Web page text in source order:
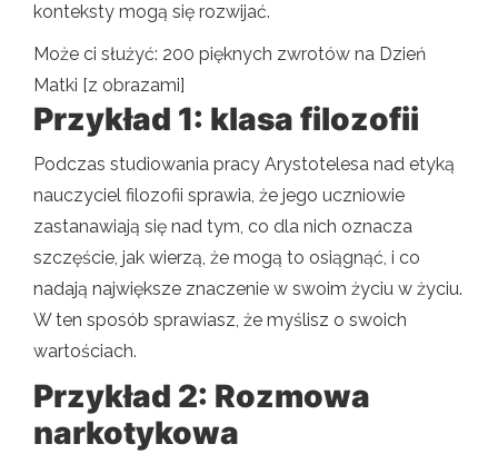
konteksty mogą się rozwijać.
Może ci służyć: 200 pięknych zwrotów na Dzień
Matki [z obrazami]
Przykład 1: klasa filozofii
Podczas studiowania pracy Arystotelesa nad etyką
nauczyciel filozofii sprawia, że ​​jego uczniowie
zastanawiają się nad tym, co dla nich oznacza
szczęście, jak wierzą, że mogą to osiągnąć, i co
nadają największe znaczenie w swoim życiu w życiu.
W ten sposób sprawiasz, że myślisz o swoich
wartościach.
Przykład 2: Rozmowa
narkotykowa